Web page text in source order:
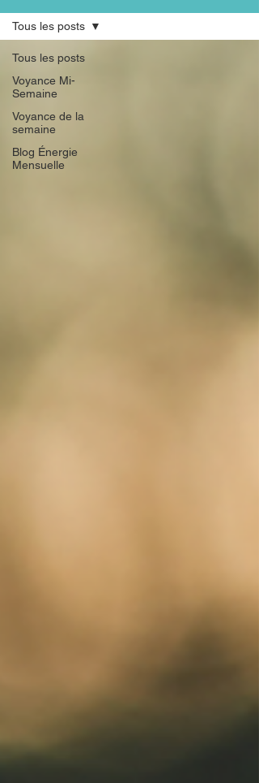
Tous les posts
Voyance Mi-
Semaine
Voyance de la
semaine
Blog Énergie
Mensuelle
Tous les posts